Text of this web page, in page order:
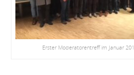
Erster Moderatorentreff im Januar